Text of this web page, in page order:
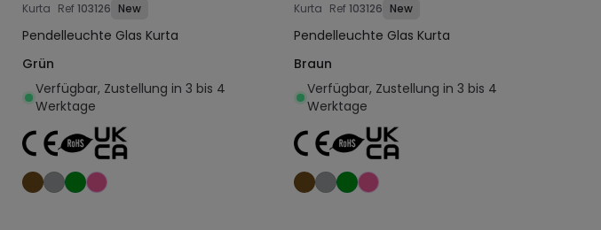
Kurta Ref103126 New
Pendelleuchte Glas Kurta
Grün
Verfügbar, Zustellung in 3 bis 4
Werktage
In den Warenkorb legen
Kurta Ref103126 New
Pendelleuchte Glas Kurta
Braun
Verfügbar, Zustellung in 3 bis 4
Werktage
In den Warenkorb legen